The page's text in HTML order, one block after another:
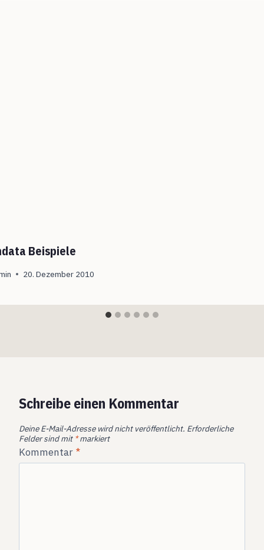
Beispiele
20. Dezember 2010
Schreibe einen Kommentar
Deine E-Mail-Adresse wird nicht veröffentlicht. Erforderliche
Felder sind mit *markiert
Kommentar *